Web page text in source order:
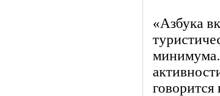
«Азбука
минимума.